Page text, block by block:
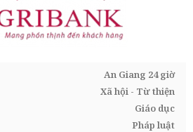
An Giang 24 giờ
Xã hội - Từ thiện
Giáo dục
Pháp luật